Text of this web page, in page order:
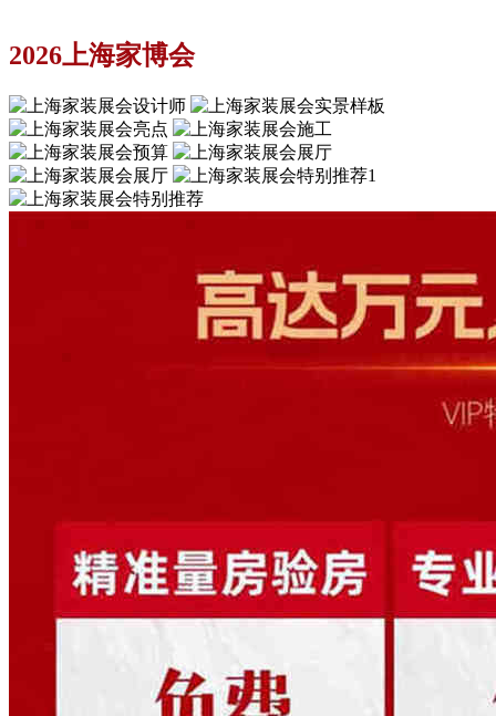
2026上海家博会